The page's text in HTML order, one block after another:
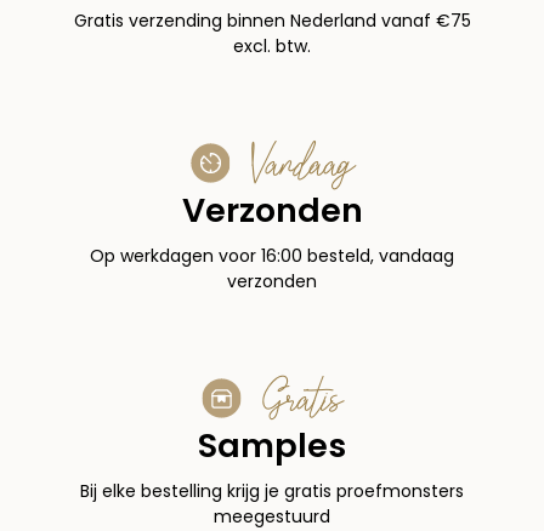
Gratis verzending binnen Nederland vanaf €75
excl. btw.
Vandaag
Verzonden
Op werkdagen voor 16:00 besteld, vandaag
verzonden
Gratis
Samples
Bij elke bestelling krijg je gratis proefmonsters
meegestuurd